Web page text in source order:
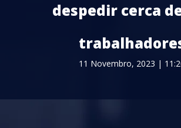
despedir cerca
11 Novembro, 2023 |